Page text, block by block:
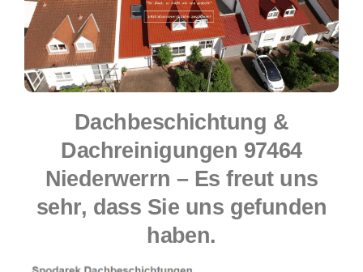
Dachbeschichtung &
Dachreinigungen 97464
Niederwerrn – Es freut uns
sehr, dass Sie uns gefunden
haben.